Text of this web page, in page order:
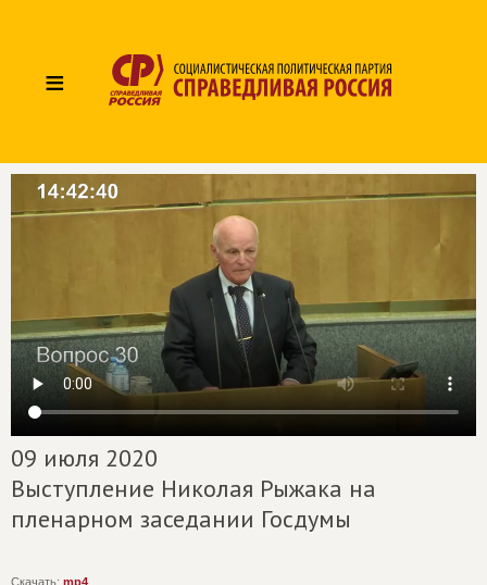
≡
09 июля 2020
Выступление Николая Рыжака на
пленарном заседании Госдумы
Скачать: mp4